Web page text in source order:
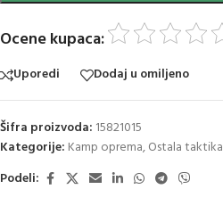
Ocene kupaca:
Uporedi Dodaj u omiljeno
Šifra proizvoda: 15821015
Kategorije: Kamp oprema,Ostala taktika
Podeli: